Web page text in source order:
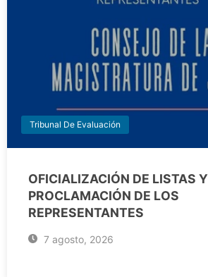
Tribunal De Evaluación
OFICIALIZACIÓN DE LISTAS Y
PROCLAMACIÓN DE LOS
REPRESENTANTES
7 agosto, 2026